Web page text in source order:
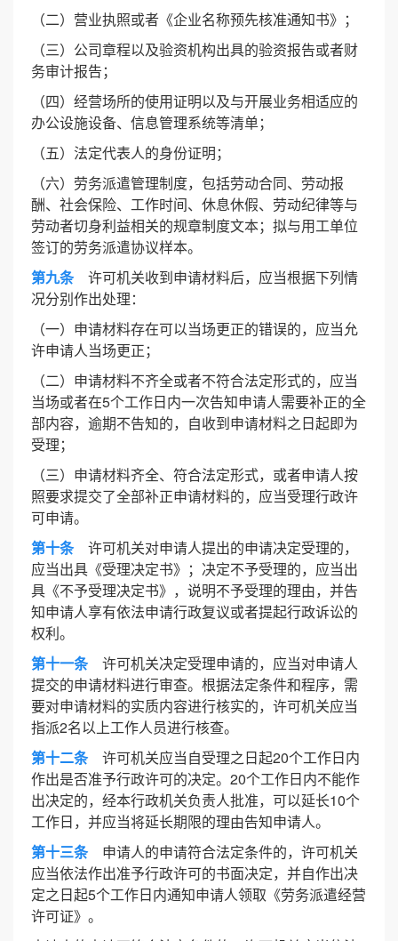
（二）营业执照或者《企业名称预先核准通知书》；
（三）公司章程以及验资机构出具的验资报告或者财
务审计报告；
（四）经营场所的使用证明以及与开展业务相适应的
办公设施设备、信息管理系统等清单；
（五）法定代表人的身份证明；
（六）劳务派遣管理制度，包括劳动合同、劳动报
酬、社会保险、工作时间、休息休假、劳动纪律等与
劳动者切身利益相关的规章制度文本；拟与用工单位
签订的劳务派遣协议样本。
第九条许可机关收到申请材料后，应当根据下列情
况分别作出处理：
（一）申请材料存在可以当场更正的错误的，应当允
许申请人当场更正；
（二）申请材料不齐全或者不符合法定形式的，应当
当场或者在5个工作日内一次告知申请人需要补正的全
部内容，逾期不告知的，自收到申请材料之日起即为
受理；
（三）申请材料齐全、符合法定形式，或者申请人按
照要求提交了全部补正申请材料的，应当受理行政许
可申请。
第十条许可机关对申请人提出的申请决定受理的，
应当出具《受理决定书》；决定不予受理的，应当出
具《不予受理决定书》，说明不予受理的理由，并告
知申请人享有依法申请行政复议或者提起行政诉讼的
权利。
第十一条许可机关决定受理申请的，应当对申请人
提交的申请材料进行审查。根据法定条件和程序，需
要对申请材料的实质内容进行核实的，许可机关应当
指派2名以上工作人员进行核查。
第十二条许可机关应当自受理之日起20个工作日内
作出是否准予行政许可的决定。20个工作日内不能作
出决定的，经本行政机关负责人批准，可以延长10个
工作日，并应当将延长期限的理由告知申请人。
第十三条申请人的申请符合法定条件的，许可机关
应当依法作出准予行政许可的书面决定，并自作出决
定之日起5个工作日内通知申请人领取《劳务派遣经营
许可证》。